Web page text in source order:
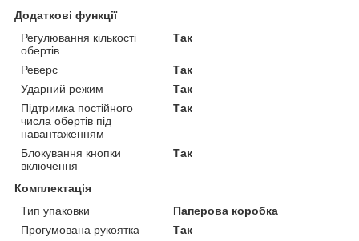
Додаткові функції
Регулювання кількості
обертів
Так
Реверс
Так
Ударний режим
Так
Підтримка постійного
числа обертів під
навантаженням
Так
Блокування кнопки
включення
Так
Комплектація
Тип упаковки
Паперова коробка
Прогумована рукоятка
Так